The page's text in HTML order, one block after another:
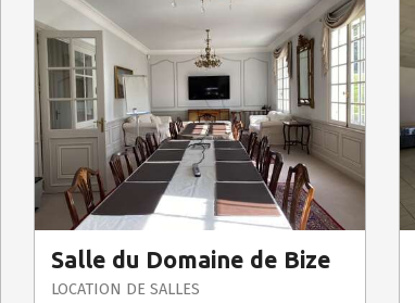
Salle du Domaine de Bize
LOCATION DE SALLES